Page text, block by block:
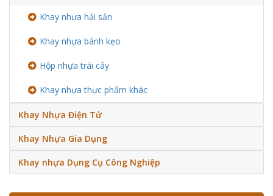
Khay nhựa hải sản
Khay nhựa bánh kẹo
Hộp nhựa trái cây
Khay nhựa thực phẩm khác
Khay Nhựa Điện Tử
Khay Nhựa Gia Dụng
Khay nhựa Dụng Cụ Công Nghiệp